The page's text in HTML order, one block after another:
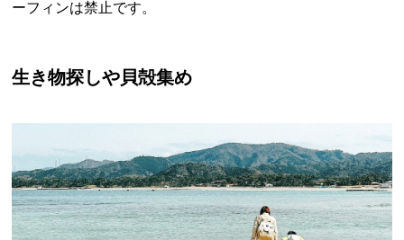
ーフィンは禁止です。
生き物探しや貝殻集め